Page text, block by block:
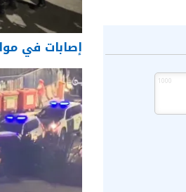
1000
إصابات في